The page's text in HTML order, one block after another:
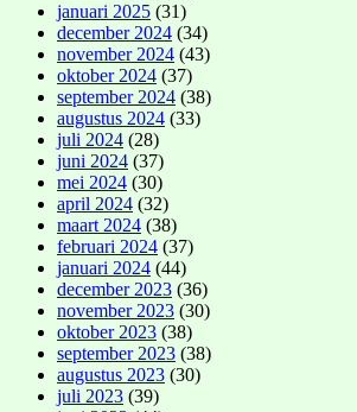
januari 2025 (31)
december 2024 (34)
november 2024 (43)
oktober 2024 (37)
september 2024 (38)
augustus 2024 (33)
juli 2024 (28)
juni 2024 (37)
mei 2024 (30)
april 2024 (32)
maart 2024 (38)
februari 2024 (37)
januari 2024 (44)
december 2023 (36)
november 2023 (30)
oktober 2023 (38)
september 2023 (38)
augustus 2023 (30)
juli 2023 (39)